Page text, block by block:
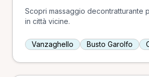
Scopri massaggio decontratturante
in città vicine.
Vanzaghello Busto Garolfo